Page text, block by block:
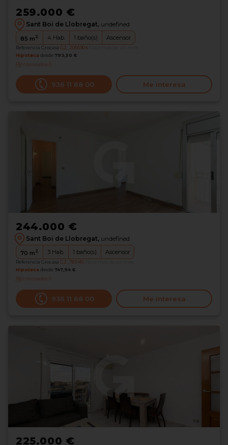
259.000 €
Sant Boi de Llobregat, undefined
85 m2 4 Hab. 1 baño(s) Ascensor
Referencia Grocasa G2_2066904
Hipoteca desde 793,50 €
Interesados0
936 11 68 00 Me interesa
244.000 €
Sant Boi de Llobregat, undefined
70 m2 3 Hab. 1 baño(s) Ascensor
Referencia Grocasa G2_783416
Hipoteca desde 747,94 €
Interesados0
936 11 68 00 Me interesa
225.000 €